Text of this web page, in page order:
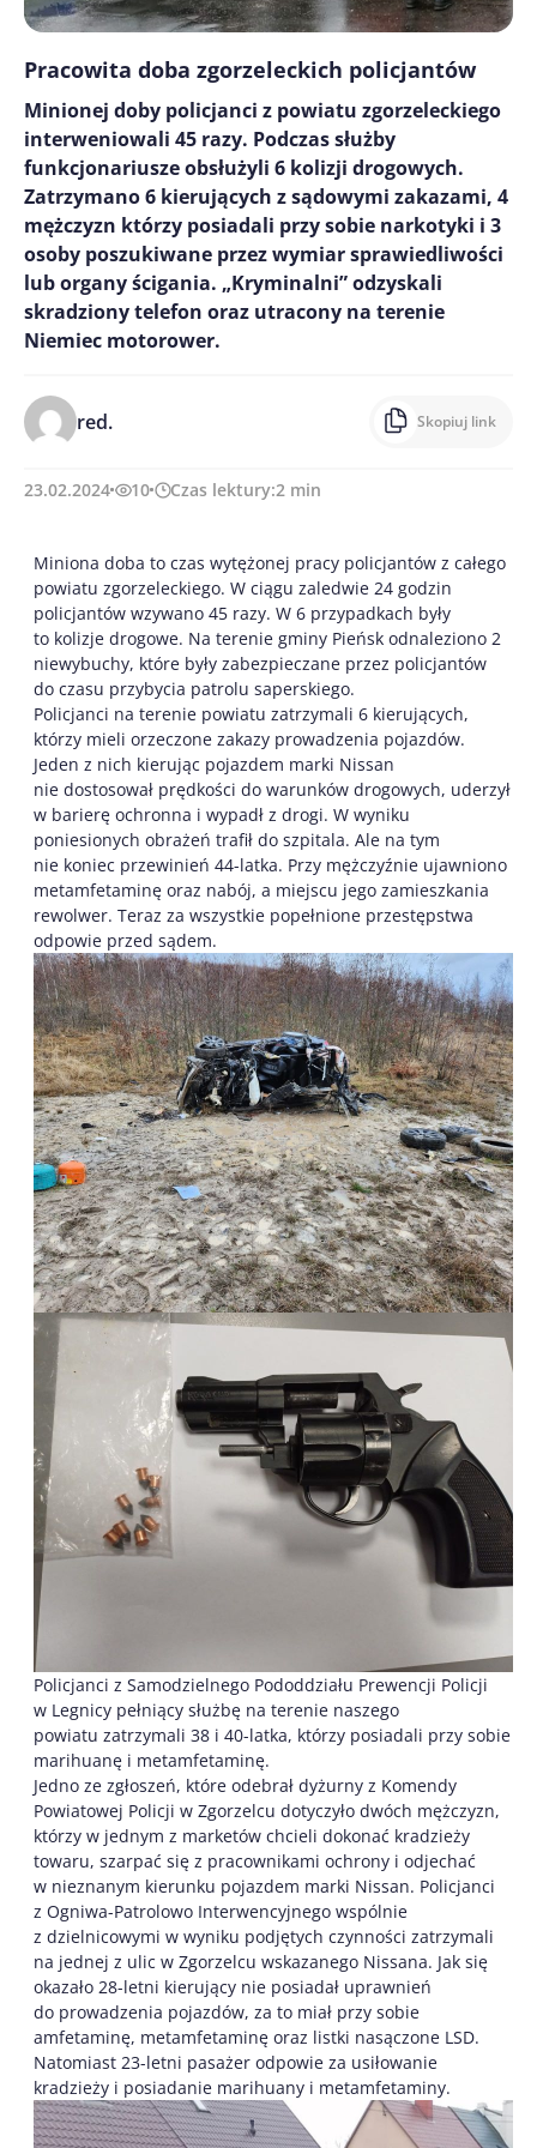
Pracowita doba zgorzeleckich policjantów
Minionej doby policjanci z powiatu zgorzeleckiego
interweniowali 45 razy. Podczas służby
funkcjonariusze obsłużyli 6 kolizji drogowych.
Zatrzymano 6 kierujących z sądowymi zakazami, 4
mężczyzn którzy posiadali przy sobie narkotyki i 3
osoby poszukiwane przez wymiar sprawiedliwości
lub organy ścigania. „Kryminalni” odzyskali
skradziony telefon oraz utracony na terenie
Niemiec motorower.
red. Skopiuj link
23.02.2024 10 Czas lektury:2 min
Miniona doba to czas wytężonej pracy policjantów z całego
powiatu zgorzeleckiego. W ciągu zaledwie 24 godzin
policjantów wzywano 45 razy. W 6 przypadkach były
to kolizje drogowe. Na terenie gminy Pieńsk odnaleziono 2
niewybuchy, które były zabezpieczane przez policjantów
do czasu przybycia patrolu saperskiego.
Policjanci na terenie powiatu zatrzymali 6 kierujących,
którzy mieli orzeczone zakazy prowadzenia pojazdów.
Jeden z nich kierując pojazdem marki Nissan
nie dostosował prędkości do warunków drogowych, uderzył
w barierę ochronna i wypadł z drogi. W wyniku
poniesionych obrażeń trafił do szpitala. Ale na tym
nie koniec przewinień 44-latka. Przy mężczyźnie ujawniono
metamfetaminę oraz nabój, a miejscu jego zamieszkania
rewolwer. Teraz za wszystkie popełnione przestępstwa
odpowie przed sądem.
Policjanci z Samodzielnego Pododdziału Prewencji Policji
w Legnicy pełniący służbę na terenie naszego
powiatu zatrzymali 38 i 40-latka, którzy posiadali przy sobie
marihuanę i metamfetaminę.
Jedno ze zgłoszeń, które odebrał dyżurny z Komendy
Powiatowej Policji w Zgorzelcu dotyczyło dwóch mężczyzn,
którzy w jednym z marketów chcieli dokonać kradzieży
towaru, szarpać się z pracownikami ochrony i odjechać
w nieznanym kierunku pojazdem marki Nissan. Policjanci
z Ogniwa-Patrolowo Interwencyjnego wspólnie
z dzielnicowymi w wyniku podjętych czynności zatrzymali
na jednej z ulic w Zgorzelcu wskazanego Nissana. Jak się
okazało 28-letni kierujący nie posiadał uprawnień
do prowadzenia pojazdów, za to miał przy sobie
amfetaminę, metamfetaminę oraz listki nasączone LSD.
Natomiast 23-letni pasażer odpowie za usiłowanie
kradzieży i posiadanie marihuany i metamfetaminy.